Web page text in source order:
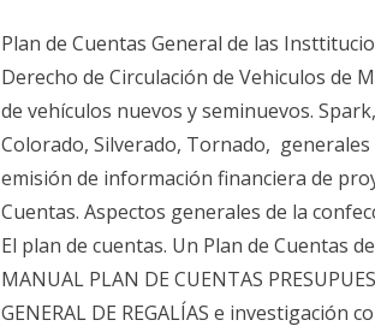
Plan de Cuentas General de las
Derecho de Circulación de Vehiculos de
de vehículos nuevos y seminuevos.
Colorado, Silverado, Tornado,
emisión de información financiera de
Cuentas. Aspectos generales de la
El plan de cuentas. Un Plan de Cuentas
MANUAL PLAN DE CUENTAS
GENERAL DE REGALÍAS e